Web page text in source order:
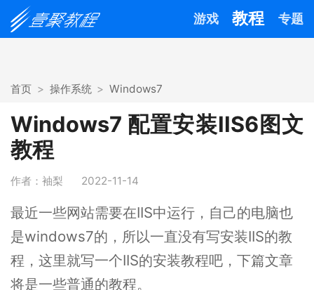
游戏 教程 专题
首页 操作系统 Windows7
Windows7 配置安装IIS6图文
教程
作者：袖梨 2022-11-14
最近一些网站需要在IIS中运行，自己的电脑也
是windows7的，所以一直没有写安装IIS的教
程，这里就写一个IIS的安装教程吧，下篇文章
将是一些普通的教程。